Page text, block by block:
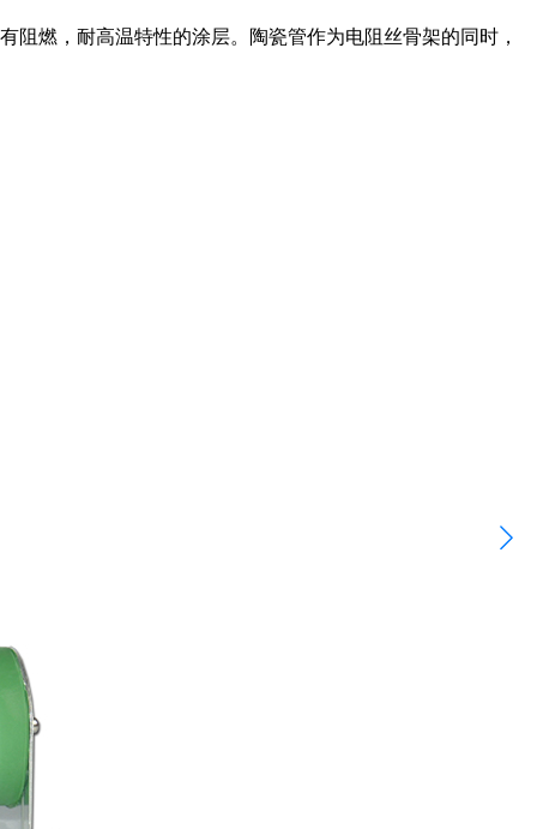
燃，耐高温特性的涂层。陶瓷管作为电阻丝骨架的同时，